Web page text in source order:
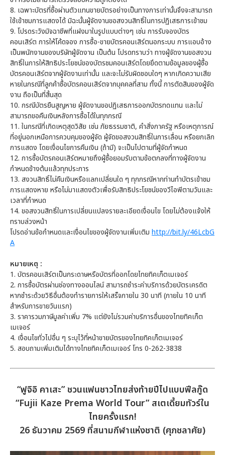
8. เฉพาะบัตรที่ซื้อผ่านตัวแทนขายบัตรอย่างเป็นทางการเท่านั้นจึงจะสามารถ
ใช้เข้าชมการแสดงได้ มิฉะนั้นผู้จัดงานขอสงวนสิทธิ์ในการปฏิเสธการเข้าชม
9. โปรดระวังมิจฉาชีพที่แฝงมาในรูปแบบต่างๆ เช่น การรับจองบัตร
คอนเสิร์ต การให้โค้ดจอง การซื้อ-ขายบัตรคอนเสิร์ตนอกระบบ การแอบอ้าง
เป็นพนักงานของบริษัทผู้จัดงาน เป็นต้น โปรดทราบว่า ทางผู้จัดงานขอสงวน
สิทธิ์ในการให้สิทธิประโยชน์ของบัตรชมคอนเสิร์ตโดยยึดตามข้อมูลของผู้ซื้อ
บัตรคอนเสิร์ตจากผู้จัดงานเท่านั้น และจะไม่รับผิดชอบใดๆ หากเกิดความเสีย
หายในกรณีที่ลูกค้าซื้อบัตรคอนเสิร์ตจากบุคคลที่สาม ทั้งนี้ การตัดสินของผู้จัด
งาน ถือเป็นที่สิ้นสุด
10. กรณีบัตรยืนสูญหาย ผู้จัดงานขอปฏิเสธการออกบัตรทดแทน และไม่
สามารถขอคืนเงินหลังการซื้อได้ในทุกกรณี
11. ในกรณีที่เกิดเหตุสุดวิสัย เช่น ภัยธรรมชาติ, คำสั่งภาครัฐ หรือเหตุการณ์
ที่อยู่นอกเหนือการควบคุมของผู้จัด ผู้จัดขอสงวนสิทธิ์ในการเลื่อน หรือยกเลิก
การแสดง โดยเงื่อนไขการคืนเงิน (ถ้ามี) จะเป็นไปตามที่ผู้จัดกำหนด
12. การซื้อบัตรคอนเสิร์ตหมายถึงผู้ซื้อยอมรับตามข้อตกลงที่ทางผู้จัดงาน
กำหนดข้างต้นแล้วทุกประการ
13. สงวนสิทธิ์ไม่คืนเงินหรือแลกเปลี่ยนใด ๆ ทุกกรณีหากท่านทำบัตรเข้าชม
การแสดงหาย หรือไม่มาแสดงตัวเพื่อรับสิทธิประโยชน์ของวีไอพีตามวันและ
เวลาที่กำหนด
14. ขอสงวนสิทธิ์ในการเปลี่ยนแปลงรายละเอียดเงื่อนไข โดยไม่ต้องแจ้งให้
ทราบล่วงหน้า
โปรดอ่านข้อกำหนดและเงื่อนไขของผู้จัดงานเพิ่มเติม http://bit.ly/46LcbG
A
หมายเหตุ :
1. บัตรคอนเสิร์ตเป็นกระดาษหรือบัตรที่ออกโดยไทยทิคเก็ตเมเจอร์
2. การซื้อบัตรผ่านช่องทางออนไลน์ สามารถชำระค่าบริการด้วยบัตรเครดิต
หากชำระด้วยวิธีอื่นต้องทำรายการให้เสร็จภายใน 30 นาที (ภายใน 10 นาที
สำหรับการขายวันแรก)
3. ราคารวมภาษีมูลค่าเพิ่ม 7% แต่ยังไม่รวมค่าบริการอื่นของไทยทิคเก็ต
เมเจอร์
4. เงื่อนไขทั่วไปอื่น ๆ ระบุไว้ที่หน้าขายบัตรของไทยทิคเก็ตเมเจอร์
5. สอบถามเพิ่มเติมได้ทางไทยทิคเก็ตเมเจอร์ โทร 0-262-3838
“ฟูจิอิ คาเสะ” ชวนแฟนชาวไทยส่งท้ายปีไปแบบฟีลกู๊ด
“Fujii Kaze Prema World Tour” สเตเดี้ยมทัวร์ใน
ไทยครั้งแรก!
26 ธันวาคม 2569 ที่สนามกีฬาแห่งชาติ (ศุภชลาศัย)